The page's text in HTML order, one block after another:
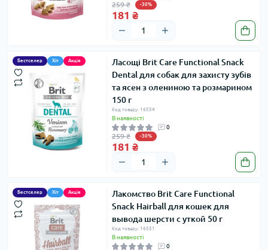
259 ₴ -30%
181 ₴
Бестселер Хіт Акція
Ласощі Brit Care Functional Snack
Dental для собак для захисту зубів
та ясен з олениною та розмарином
150 г
Код товару: 16554
В наявності
0
259 ₴ -30%
181 ₴
Бестселер Хіт Акція
Лакомство Brit Care Functional
Snack Hairball для кошек для
вывода шерсти с уткой 50 г
Код товару: 16551
В наявності
0